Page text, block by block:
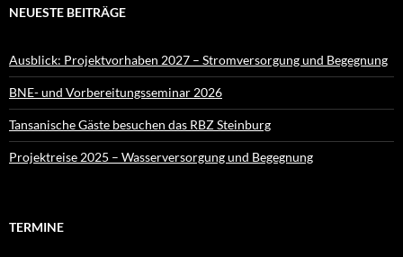
NEUESTE BEITRÄGE
Ausblick: Projektvorhaben 2027 – Stromversorgung und Begegnung
BNE- und Vorbereitungsseminar 2026
Tansanische Gäste besuchen das RBZ Steinburg
Projektreise 2025 – Wasserversorgung und Begegnung
TERMINE